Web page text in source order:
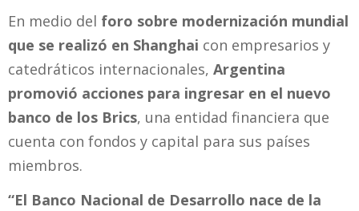
En medio del foro sobre modernización mundial
que se realizó en Shanghai con empresarios y
catedráticos internacionales, Argentina
promovió acciones para ingresar en el nuevo
banco de los Brics, una entidad financiera que
cuenta con fondos y capital para sus países
miembros.
“El Banco Nacional de Desarrollo nace de la